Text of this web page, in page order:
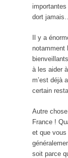
importantes
dort
Il y a
notamment
à les aider
m’est déjà
certain
Autre
France !
et que vous
soit parce